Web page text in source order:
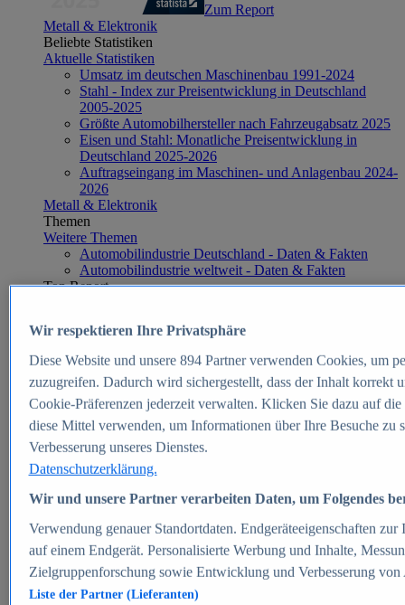
Zum Report
Metall & Elektronik
Beliebte Statistiken
Aktuelle Statistiken
Umsatz im deutschen Maschinenbau 1991-2024
Stahl - Index zur Preisentwicklung in Deutschland
2005-2025
Größte Automobilhersteller nach Fahrzeugabsatz 2025
Eisen und Stahl: Monatliche Preisentwicklung in
Deutschland 2025-2026
Auftragseingang im Maschinen- und Anlagenbau 2024-
2026
Metall & Elektronik
Themen
Weitere Themen
Automobilindustrie Deutschland - Daten & Fakten
Automobilindustrie weltweit - Daten & Fakten
Top Report
Zum Report
E-commerce
Beliebte Statistiken
Aktuelle Statistiken
E-Commerce - Entwicklung des Umsatzes in
Deutschland 1999-2025
Umsatz von Amazon in Deutschland und weltweit
2010-2025
B2C-E-Commerce: Top-50 Online Shops in
Deutschland 2024
Marktanteile von Online-Zahlungsverfahren in
Deutschland 2024
Umsatzstarke Warengruppen im Online-Handel in
Deutschland 2023-2025
Wir respektieren Ihre Privatsphäre
Diese Website und unsere 894Partner verwenden Cookies, um
zuzugreifen. Dadurch wird sichergestellt, dass der Inhalt korrekt
Cookie-Präferenzen jederzeit verwalten. Klicken Sie dazu auf
diese Mittel verwenden, um Informationen über Ihre Besuche
Verbesserung unseres Dienstes.
Datenschutzerklärung.
Wir und unsere Partner verarbeiten Daten, um Folgendes
Verwendung genauer Standortdaten. Endgeräteeigenschaften
auf einem Endgerät. Personalisierte Werbung und Inhalte,
Zielgruppenforschung sowie Entwicklung und Verbesserung von
Liste der Partner (Lieferanten)